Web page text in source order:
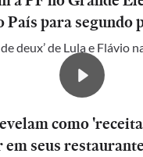
País para segundo
de deux’ de Lula e Flávio
como
seus